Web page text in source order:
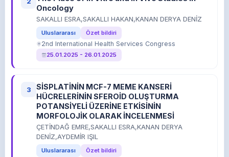
Oncology
SAKALLI ESRA,SAKALLI HAKAN,KANAN DERYA DENİZ
Uluslararası Özet bildiri
2nd International Health Services Congress
25.01.2025 - 26.01.2025
3
SİSPLATİNİN MCF-7 MEME KANSERİ
HÜCRELERİNİN SFEROİD OLUŞTURMA
POTANSİYELİ ÜZERİNE ETKİSİNİN
MORFOLOJİK OLARAK İNCELENMESİ
ÇETİNDAĞ EMRE,SAKALLI ESRA,KANAN DERYA
DENİZ,AYDEMİR IŞIL
Uluslararası Özet bildiri